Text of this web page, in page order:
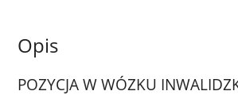
Opis
POZYCJA W WÓZKU